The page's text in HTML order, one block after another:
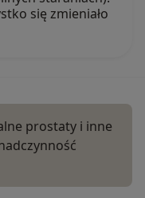
się zmieniało
prostaty i inne